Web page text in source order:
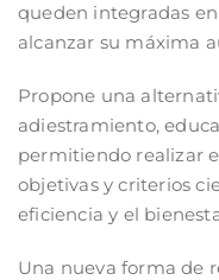
queden integradas
alcanzar su máxima
Propone una
adiestramiento,
permitiendo realizar
objetivas y criterios
eficiencia y el
Una nueva forma de